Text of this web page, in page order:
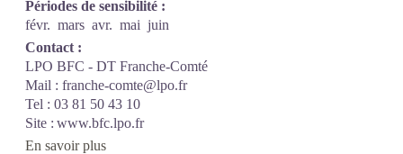
Périodes de sensibilité :
févr. mars avr. mai juin
Contact :
LPO BFC - DT Franche-Comté
Mail : franche-comte@lpo.fr
Tel : 03 81 50 43 10
Site : www.bfc.lpo.fr
En savoir plus